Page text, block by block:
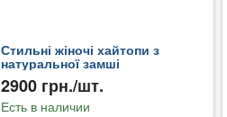
Стильні жіночі хайтопи з
натуральної замші
2900 грн./шт.
Есть в наличии